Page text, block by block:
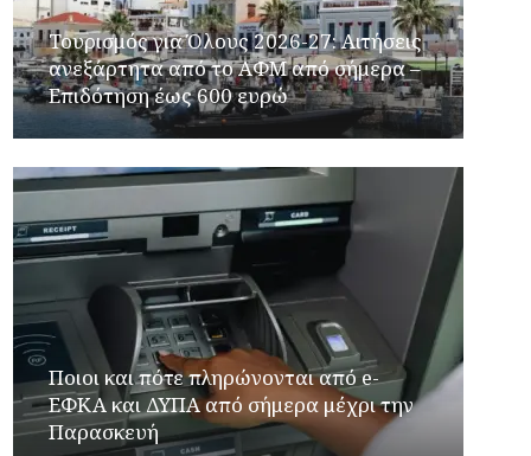
Τουρισμός για Όλους 2026-27: Αιτήσεις
ανεξάρτητα από το ΑΦΜ από σήμερα –
Επιδότηση έως 600 ευρώ
Ποιοι και πότε πληρώνονται από e-
ΕΦΚΑ και ΔΥΠΑ από σήμερα μέχρι την
Παρασκευή